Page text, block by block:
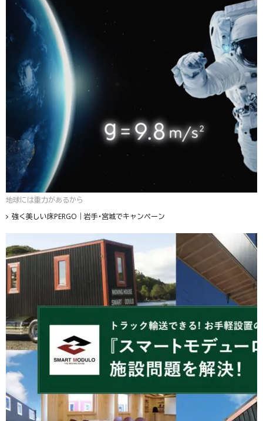
地球には重力があるから
強く美しい床PERGO｜岩手・宮城でキャンペーン